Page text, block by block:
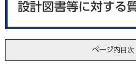
設計図書等に対する
ページ内目次